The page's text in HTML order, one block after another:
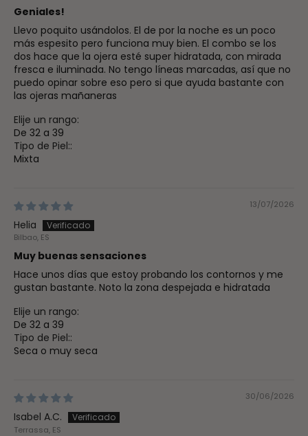
Geniales!
Llevo poquito usándolos. El de por la noche es un poco
más espesito pero funciona muy bien. El combo se los
dos hace que la ojera esté super hidratada, con mirada
fresca e iluminada. No tengo líneas marcadas, así que no
puedo opinar sobre eso pero si que ayuda bastante con
las ojeras mañaneras
Elije un rango:
De 32 a 39
Tipo de Piel::
Mixta
13/07/2026
Helia
Bilbao, ES
Muy buenas sensaciones
Hace unos días que estoy probando los contornos y me
gustan bastante. Noto la zona despejada e hidratada
Elije un rango:
De 32 a 39
Tipo de Piel::
Seca o muy seca
30/06/2026
Isabel A.C.
Terrassa, ES